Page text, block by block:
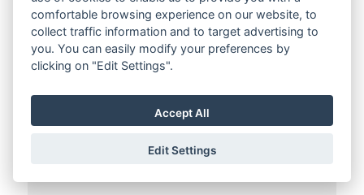
comfortable browsing experience on our website, to
collect traffic information and to target advertising to
you. You can easily modify your preferences by
clicking on "Edit Settings".
Accept All
Edit Settings